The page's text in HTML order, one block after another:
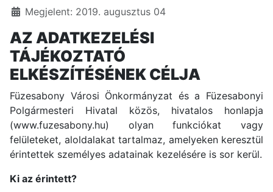
Részletek
Megjelent: 2019. augusztus 04
AZ ADATKEZELÉSI
TÁJÉKOZTATÓ
ELKÉSZÍTÉSÉNEK CÉLJA
Füzesabony Városi Önkormányzat és a Füzesabonyi
Polgármesteri Hivatal közös, hivatalos honlapja
(www.fuzesabony.hu) olyan funkciókat vagy
felületeket, aloldalakat tartalmaz, amelyeken keresztül
érintettek személyes adatainak kezelésére is sor kerül.
Ki az érintett?